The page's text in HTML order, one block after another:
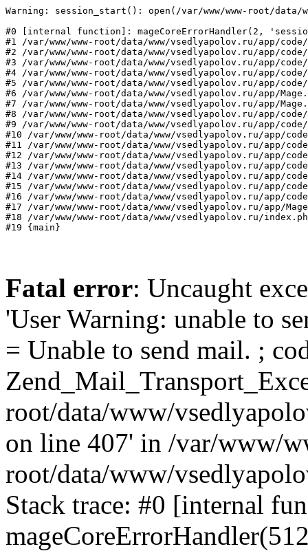
Warning: session_start(): open(/var/www/www-root/data/
#0 [internal function]: mageCoreErrorHandler(2,
#1 /var/www/www-root/data/www/vsedlyapolov.ru/app/
#2 /var/www/www-root/data/www/vsedlyapolov.ru/app/
#3 /var/www/www-root/data/www/vsedlyapolov.ru/app/
#4 /var/www/www-root/data/www/vsedlyapolov.ru/app/
#5 /var/www/www-root/data/www/vsedlyapolov.ru/app/
#6 /var/www/www-root/data/www/vsedlyapolov.ru/app/
#7 /var/www/www-root/data/www/vsedlyapolov.ru/app/
#8 /var/www/www-root/data/www/vsedlyapolov.ru/app/
#9 /var/www/www-root/data/www/vsedlyapolov.ru/app/
#10 /var/www/www-root/data/www/vsedlyapolov.ru/app/
#11 /var/www/www-root/data/www/vsedlyapolov.ru/app/
#12 /var/www/www-root/data/www/vsedlyapolov.ru/app/
#13 /var/www/www-root/data/www/vsedlyapolov.ru/app/
#14 /var/www/www-root/data/www/vsedlyapolov.ru/app/
#15 /var/www/www-root/data/www/vsedlyapolov.ru/app/
#16 /var/www/www-root/data/www/vsedlyapolov.ru/app/
#17 /var/www/www-root/data/www/vsedlyapolov.ru/app/
#18 /var/www/www-root/data/www/vsedlyapolov.ru/
#19 {main}
Fatal error: Uncaught
'User Warning: unable to
= Unable to send mail. ;
root/data/www/
on line 407' in /var/www/
root/data/www/
Stack trace: #0 [internal